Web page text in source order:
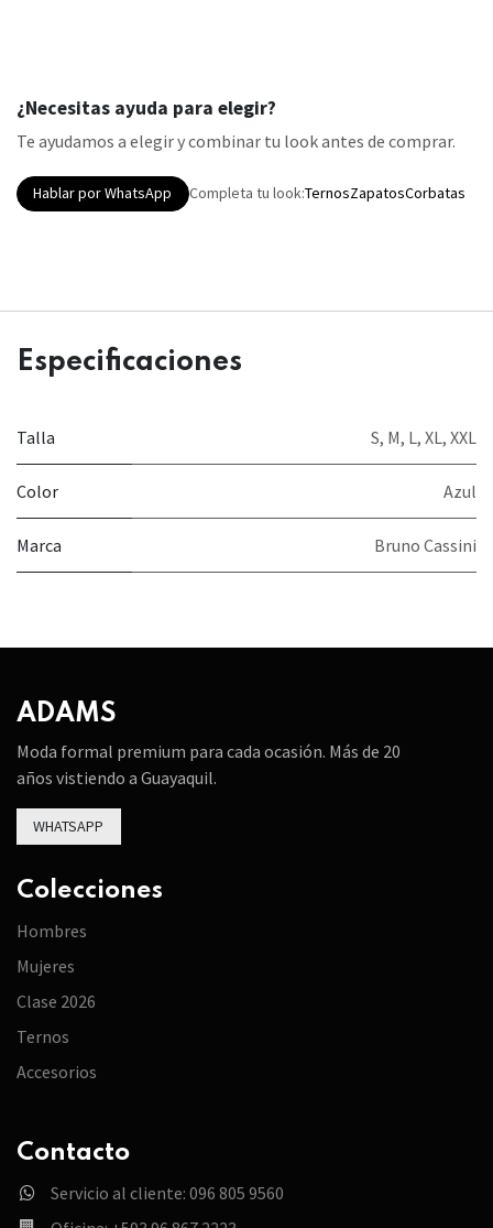
¿Necesitas ayuda para elegir?
Te ayudamos a elegir y combinar tu look antes de comprar.
Hablar por WhatsApp Completa tu look:TernosZapatosCorbatas
Especificaciones
Talla S, M, L, XL, XXL
Color Azul
Marca Bruno Cassini
ADAMS
Moda formal premium para cada ocasión. Más de 20
años vistiendo a Guayaquil.
WHATSAPP
Colecciones
Hombres
Mujeres
Clase 2026
Ternos
Accesorios
Contacto
Servicio al cliente: 096 805 9560